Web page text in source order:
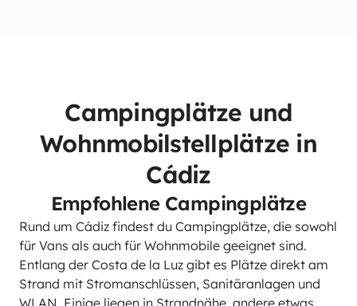
Campingplätze und
Wohnmobilstellplätze in
Cádiz
Empfohlene Campingplätze
Rund um Cádiz findest du Campingplätze, die sowohl
für Vans als auch für Wohnmobile geeignet sind.
Entlang der Costa de la Luz gibt es Plätze direkt am
Strand mit Stromanschlüssen, Sanitäranlagen und
WLAN. Einige liegen in Strandnähe, andere etwas